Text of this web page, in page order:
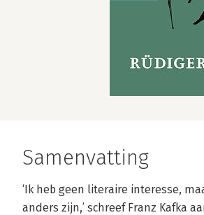
Samenvatting
‘Ik heb geen literaire interesse,
anders zijn,’ schreef Franz Kafka